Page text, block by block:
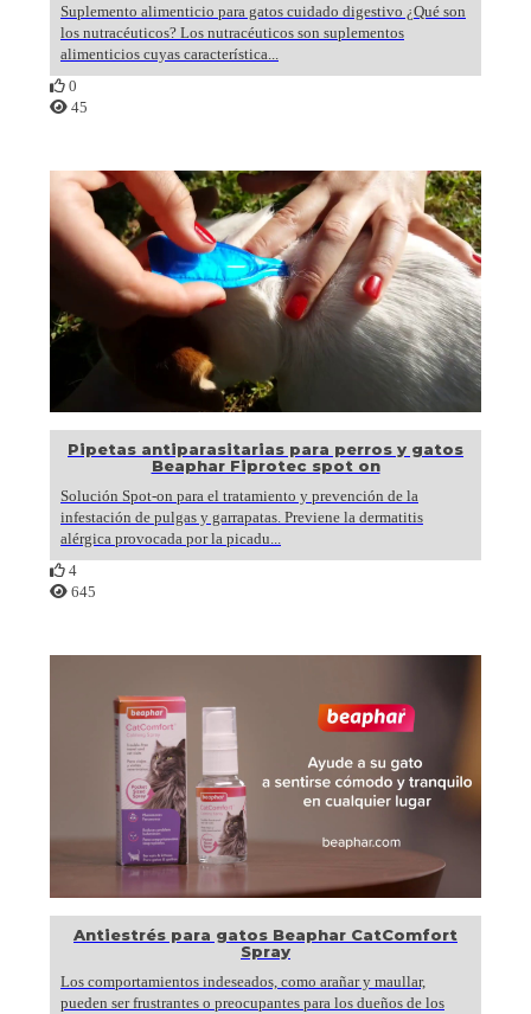
Suplemento alimenticio para gatos cuidado digestivo ¿Qué son
los nutracéuticos? Los nutracéuticos son suplementos
alimenticios cuyas característica...
0
45
Pipetas antiparasitarias para perros y gatos
Beaphar Fiprotec spot on
Solución Spot-on para el tratamiento y prevención de la
infestación de pulgas y garrapatas. Previene la dermatitis
alérgica provocada por la picadu...
4
645
Antiestrés para gatos Beaphar CatComfort
Spray
Los comportamientos indeseados, como arañar y maullar,
pueden ser frustrantes o preocupantes para los dueños de los